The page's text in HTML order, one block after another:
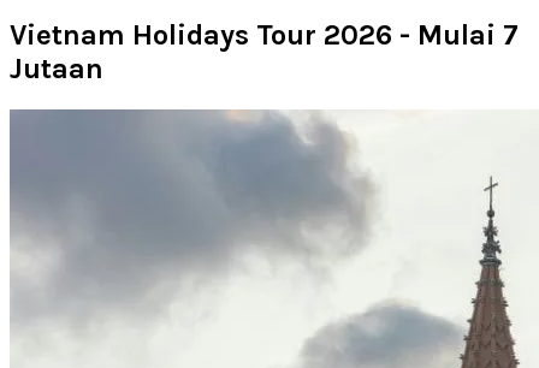
Vietnam Holidays Tour 2026 - Mulai 7
Jutaan